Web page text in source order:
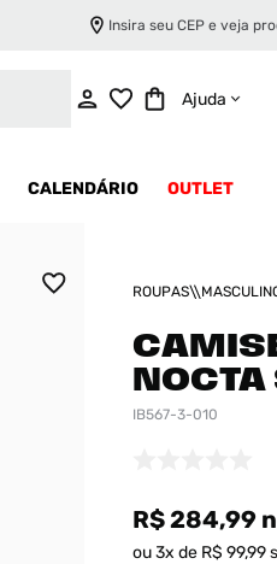
Insira seu CEP e veja
Ajuda
CALENDÁRIO OUTLET
ROUPAS
IB567-3-010
R$ 284,99
ou3x de R$ 99,99